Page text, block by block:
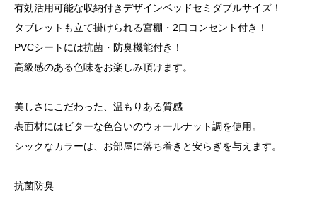
有効活用可能な収納付きデザインベッドセミダブルサイズ！
タブレットも立て掛けられる宮棚・2口コンセント付き！
PVCシートには抗菌・防臭機能付き！
高級感のある色味をお楽しみ頂けます。
美しさにこだわった、温もりある質感
表面材にはビターな色合いのウォールナット調を使用。
シックなカラーは、お部屋に落ち着きと安らぎを与えます。
抗菌防臭